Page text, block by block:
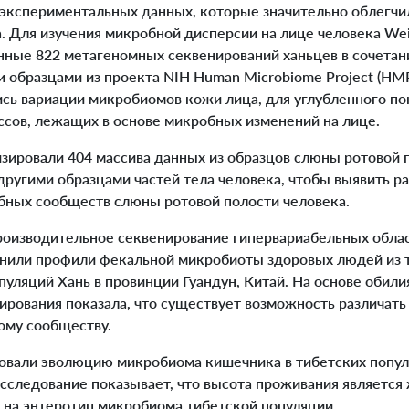
данных, которые значительно
Для изучения микробной дисперсии на лице человека
822 метагеномных секвенирований ханьцев в
образцами из проекта NIH Human Microbiome Project
вариации микробиомов кожи лица, для углубленного
лежащих в основе микробных изменений на лице.
404 массива данных из образцов слюны ротовой
образцами частей тела человека, чтобы выявить
сообществ слюны ротовой полости человека.
секвенирование гипервариабельных
профили фекальной микробиоты здоровых людей из
Хань в провинции Гуандун, Китай. На основе
показала, что существует возможность
сообществу.
эволюцию микробиома кишечника в тибетских
показывает, что высота проживания
энтеротип микробиома тибетской популяции.